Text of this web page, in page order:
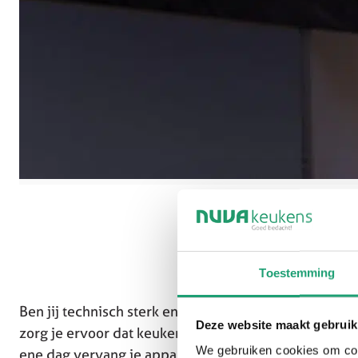
Toestemming
Deze website maakt
We gebruiken cookies om
Ben jij technisch sterk en los je graag problemen
zorg je ervoor dat keukens perfect blijven